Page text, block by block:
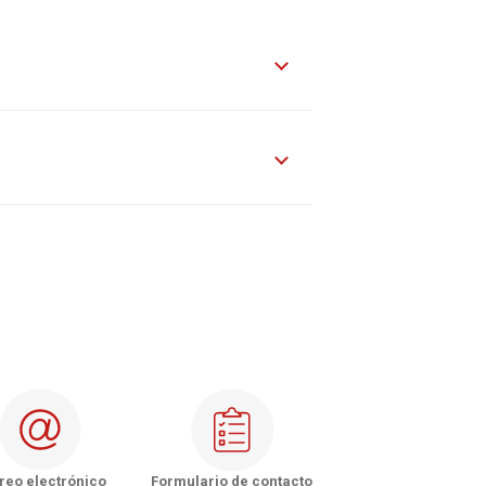
- Rancagua
- Talca
electrónico
Formulario de contacto